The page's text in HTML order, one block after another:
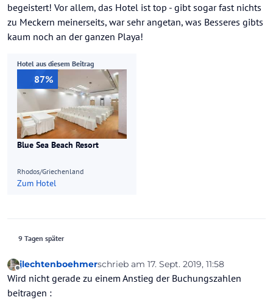
begeistert! Vor allem, das Hotel ist top - gibt sogar fast nichts
zu Meckern meinerseits, war sehr angetan, was Besseres gibts
kaum noch an der ganzen Playa!
Hotel aus diesem Beitrag
87%
Blue Sea Beach Resort
Rhodos/Griechenland
Zum Hotel
9 Tagen später
Offline
jlechtenboehmerschrieb am 17. Sept. 2019, 11:58
zuletzt editiert von
Wird nicht gerade zu einem Anstieg der Buchungszahlen
beitragen :